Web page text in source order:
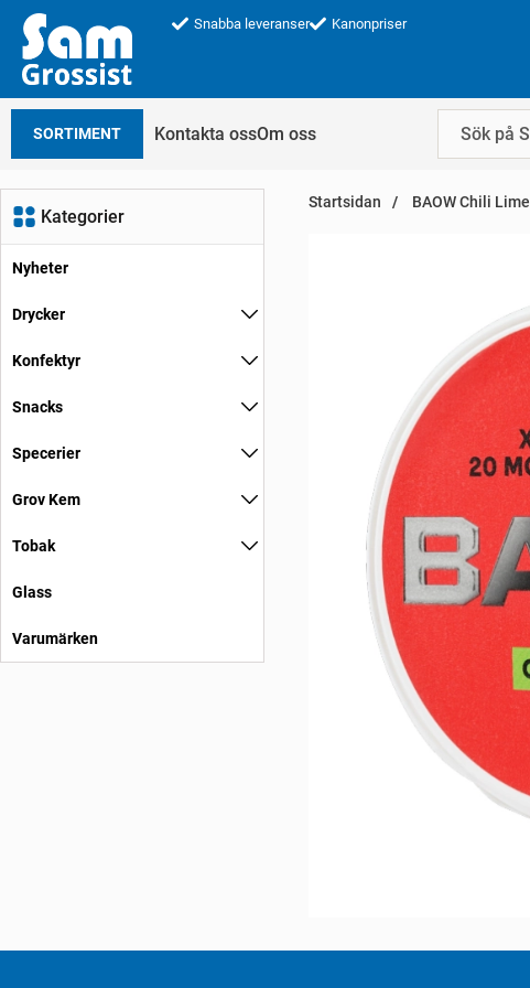
Snabba leveranser Kanonpriser
SORTIMENT Kontakta ossOm oss
Kategorier
Nyheter
Drycker
Konfektyr
Snacks
Specerier
Grov Kem
Tobak
Glass
Varumärken
Startsidan BAOW Chili Lime